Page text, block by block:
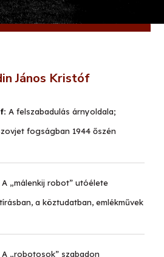
János Kristóf
A felszabadulás árnyoldala;
fogságban 1944 őszén
A „málenkij robot” utóélete
a köztudatban, emlékművek
A „robotosok” szabadon